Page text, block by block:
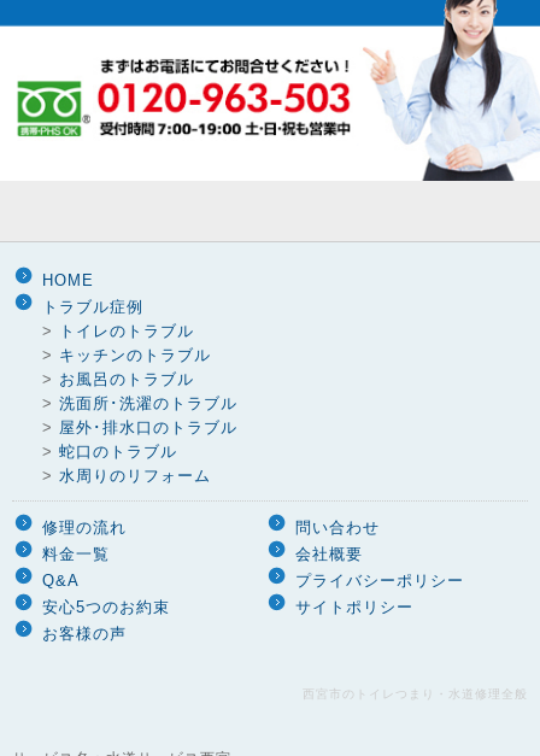
HOME
トラブル症例
>
トイレのトラブル
> キッチンのトラブル
> お風呂のトラブル
> 洗面所･洗濯のトラブル
> 屋外･排水口のトラブル
> 蛇口のトラブル
> 水周りのリフォーム
修理の流れ
料金一覧
Q&A
安心5つのお約束
お客様の声
問い合わせ
会社概要
プライバシーポリシー
サイトポリシー
西宮市のトイレつまり・水道修理全般